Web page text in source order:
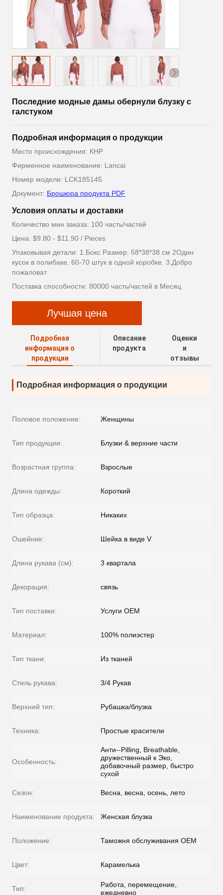
Последние модные дамы обернули блузку с
галстуком
Подробная информация о продукции
Место происхождения: КНР
Фирменное наименование: Lancai
Номер модели: LCK185145
Документ: Брошюра продукта PDF
Условия оплаты и доставки
Количество мин заказа: 100 часть/частей
Цена: $9.80 - $11.90 / Pieces
Упаковывая детали: 1.Бокс Размер: 58*38*38 см 2Один
кусок в полибаке, 60-70 штук в одной коробке. 3.Добро
пожаловат
Поставка способности: 80000 часть/частей в Месяц
Лучшая цена
Подробная
информация о
продукции
Описание
продукта
Оценки
и
отзывы
Подробная информация о продукции
Половое положение: Женщины
Тип продукции: Блузки & верхние части
Возрастная группа: Взрослые
Длина одежды: Короткий
Тип образца: Никаких
Ошейник: Шейка в виде V
Длина рукава (см): 3 квартала
Декорация: связь
Тип поставки: Услуги OEM
Материал: 100% полиэстер
Тип ткани: Из тканей
Стиль рукава: 3/4 Рукав
Верхний тип: Рубашка/блузка
Техника: Простые красители
Особенность:
Анти--Pilling, Breathable,
дружественный к Эко,
добавочный размер, быстро
сухой
Сезон: Весна, весна, осень, лето
Наименование продукта: Женская блузка
Положение: Таможня обслуживания OEM
Цвет: Карамелька
Тип:
Работа, перемещение,
ежедневно